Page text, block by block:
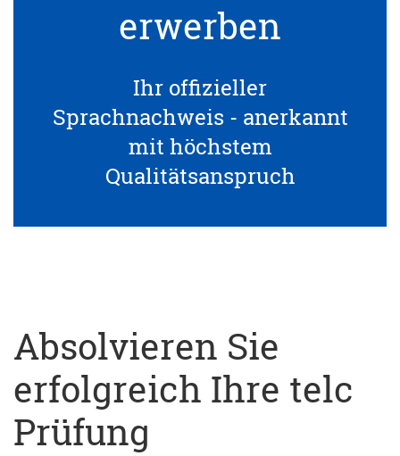
erwerben
Ihr offizieller
Sprachnachweis - anerkannt
mit höchstem
Qualitätsanspruch
Absolvieren Sie
erfolgreich Ihre telc
Prüfung